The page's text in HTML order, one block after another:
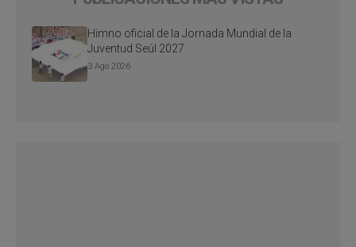
Himno oficial de la Jornada Mundial de la
Juventud Seúl 2027
3 Ago 2026